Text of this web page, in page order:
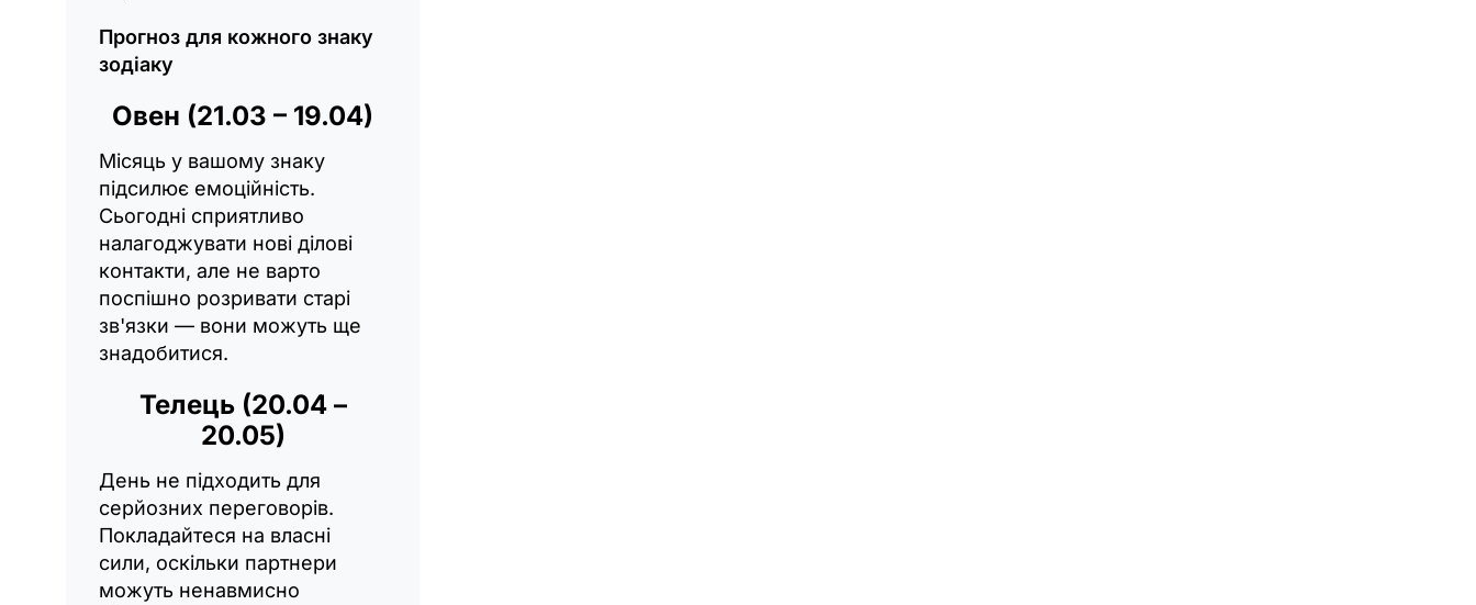
Прогноз для кожного знаку
зодіаку
Овен (21.03 – 19.04)
Місяць у вашому знаку
підсилює емоційність.
Сьогодні сприятливо
налагоджувати нові ділові
контакти, але не варто
поспішно розривати старі
зв'язки — вони можуть ще
знадобитися.
Телець (20.04 –
20.05)
День не підходить для
серйозних переговорів.
Покладайтеся на власні
сили, оскільки партнери
можуть ненавмисно